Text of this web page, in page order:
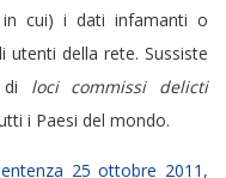
cui) i dati infamanti o
della rete. Sussiste
loci commissi delicti
i Paesi del mondo.
25 ottobre 2011,